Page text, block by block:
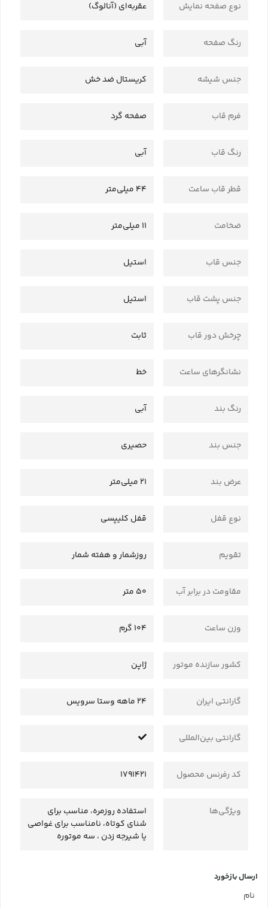
نوع صفحه نمایش عقربه‌ای (آنالوگ)
رنگ صفحه آبی
جنس شیشه کریستال ضد خش
فرم قاب صفحه گرد
رنگ قاب آبی
قطر قاب ساعت 44 میلی‌متر
ضخامت 11 میلی‌متر
جنس قاب استیل
جنس پشت قاب استیل
چرخش دور قاب ثابت
نشانگرهای ساعت خط
رنگ بند آبی
جنس بند حصیری
عرض بند 21 میلی‌متر
نوع قفل قفل کلیپسی
تقویم روزشمار و هفته شمار
مقاومت در برابر آب 50 متر
وزن ساعت 104 گرم
کشور سازنده موتور ژاپن
گارانتی ایران 24 ماهه وستا سرویس
گارانتی بین‌المللی
کد رفرنس محصول 1791421
ویژگی‌ها
استفاده روزمره، مناسب برای
شنای کوتاه، نامناسب برای غواصی
یا شیرجه زدن ، سه موتوره
ارسال بازخورد
نام